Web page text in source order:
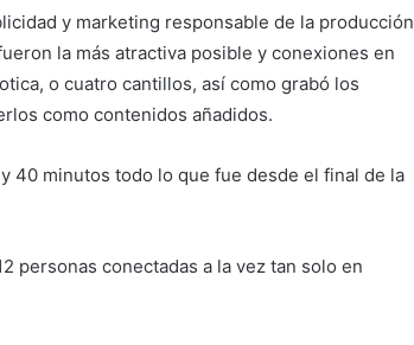
y marketing responsable de la producción
la más atractiva posible y conexiones en
o cuatro cantillos, así como grabó los
como contenidos añadidos.
40 minutos todo lo que fue desde el final de la
personas conectadas a la vez tan solo en